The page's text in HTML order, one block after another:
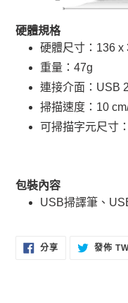
硬體規格
硬體尺寸：136 x
重量：47g
連接介面：USB
掃描速度：10
可掃描字元尺寸
包裝內容
USB掃譯筆、
分享分
發佈